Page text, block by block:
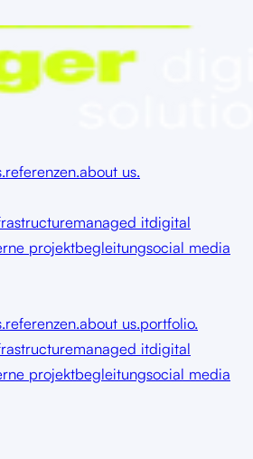
referenzen.about us.
managed itdigital
projektbegleitungsocial media
referenzen.about us.portfolio.
managed itdigital
projektbegleitungsocial media